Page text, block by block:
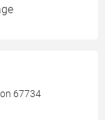
67734